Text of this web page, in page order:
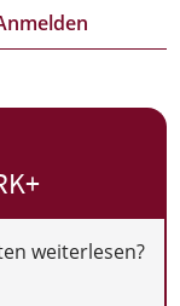
weiterlesen?